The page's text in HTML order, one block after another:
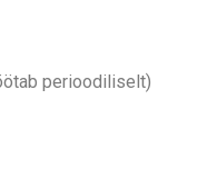
perioodiliselt)